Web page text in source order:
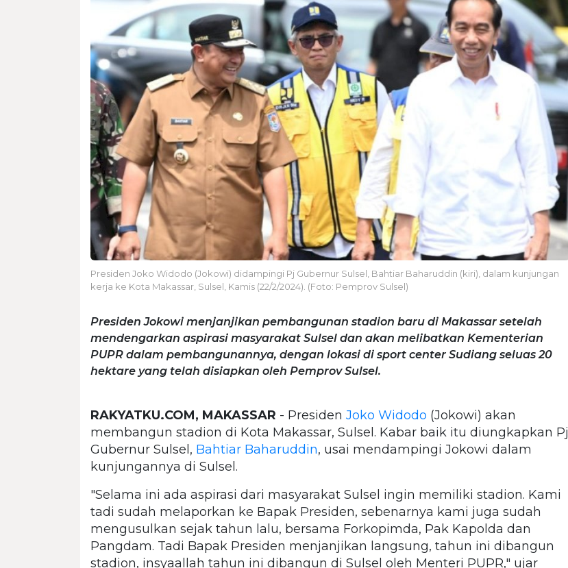
Presiden Joko Widodo (Jokowi) didampingi Pj Gubernur Sulsel, Bahtiar Baharuddin (kiri), dalam kunjungan
kerja ke Kota Makassar, Sulsel, Kamis (22/2/2024). (Foto: Pemprov Sulsel)
Presiden Jokowi menjanjikan pembangunan stadion baru di Makassar setelah
mendengarkan aspirasi masyarakat Sulsel dan akan melibatkan Kementerian
PUPR dalam pembangunannya, dengan lokasi di sport center Sudiang seluas 20
hektare yang telah disiapkan oleh Pemprov Sulsel.
RAKYATKU.COM, MAKASSAR - Presiden Joko Widodo (Jokowi) akan
membangun stadion di Kota Makassar, Sulsel. Kabar baik itu diungkapkan Pj
Gubernur Sulsel, Bahtiar Baharuddin, usai mendampingi Jokowi dalam
kunjungannya di Sulsel.
"Selama ini ada aspirasi dari masyarakat Sulsel ingin memiliki stadion. Kami
tadi sudah melaporkan ke Bapak Presiden, sebenarnya kami juga sudah
mengusulkan sejak tahun lalu, bersama Forkopimda, Pak Kapolda dan
Pangdam. Tadi Bapak Presiden menjanjikan langsung, tahun ini dibangun
stadion, insyaallah tahun ini dibangun di Sulsel oleh Menteri PUPR," ujar